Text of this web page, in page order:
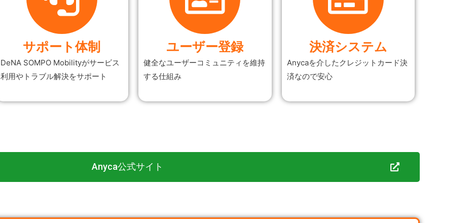
サポート体制
DeNA SOMPO Mobilityがサービス
利用やトラブル解決をサポート
ユーザー登録
健全なユーザーコミュニティを維持
する仕組み
決済システム
Anycaを介したクレジットカード決
済なので安心
Anyca公式サイト